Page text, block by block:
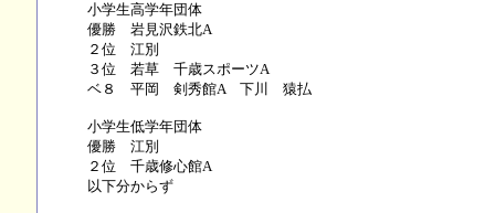
小学生高学年団体
優勝 岩見沢鉄北A
２位 江別
３位 若草 千歳スポーツA
ベ８ 平岡 剣秀館A 下川 猿払
小学生低学年団体
優勝 江別
２位 千歳修心館A
以下分からず